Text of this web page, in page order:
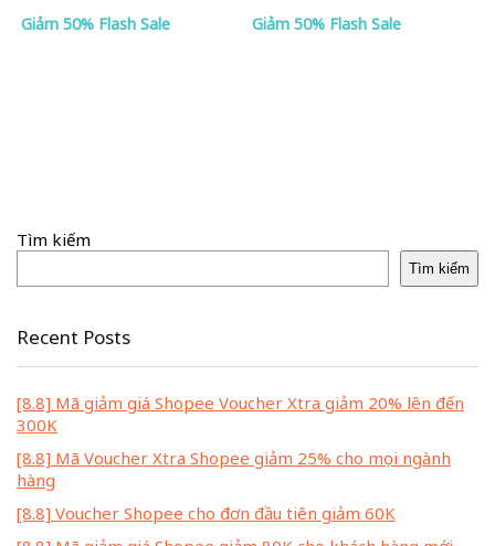
Giảm 50% Flash Sale Giảm 50% Flash Sale
Tìm kiếm
Tìm kiếm
Recent Posts
[8.8] Mã giảm giá Shopee Voucher Xtra giảm 20% lên đến
300K
[8.8] Mã Voucher Xtra Shopee giảm 25% cho mọi ngành
hàng
[8.8] Voucher Shopee cho đơn đầu tiên giảm 60K